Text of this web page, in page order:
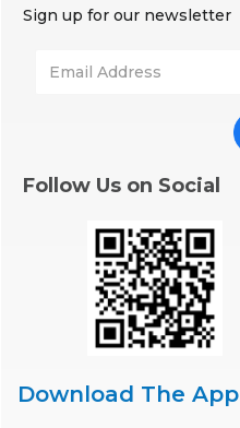
Sign up for our newsletter
Follow Us on Social
Download The App